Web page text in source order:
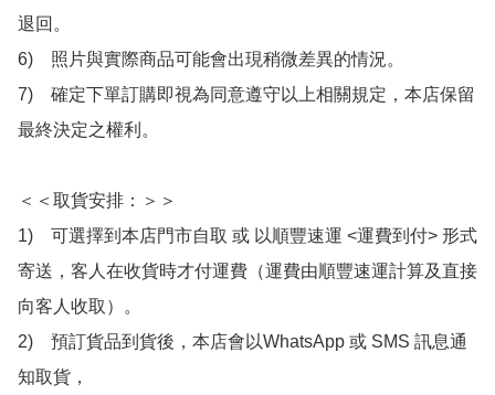
退回。
6)　照片與實際商品可能會出現稍微差異的情況。
7)　確定下單訂購即視為同意遵守以上相關規定，本店保留
最終決定之權利。
＜＜取貨安排：＞＞
1)　可選擇到本店門市自取 或 以順豐速運 <運費到付> 形式
寄送，客人在收貨時才付運費（運費由順豐速運計算及直接
向客人收取）。
2)　預訂貨品到貨後，本店會以WhatsApp 或 SMS 訊息通
知取貨，